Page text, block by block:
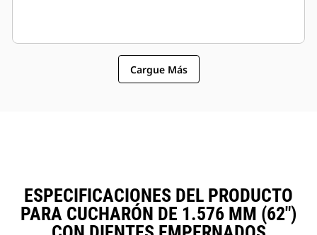
Cargue Más
ESPECIFICACIONES DEL PRODUCTO
PARA CUCHARÓN DE 1.576 MM (62")